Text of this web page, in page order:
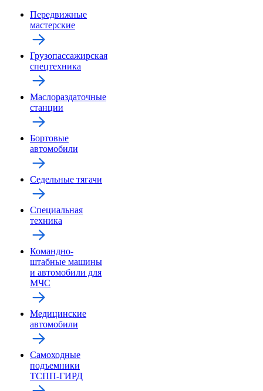
Передвижные
мастерские
Грузопассажирская
спецтехника
Маслораздаточные
станции
Бортовые
автомобили
Седельные тягачи
Специальная
техника
Командно-
штабные машины
и автомобили для
МЧС
Медицинские
автомобили
Самоходные
подъемники
ТСПП-ГИРД